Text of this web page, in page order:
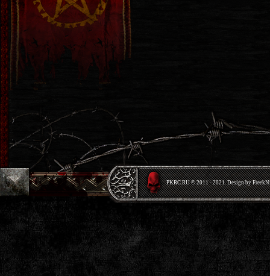
PKRС.RU © 2011 - 2021. Design by